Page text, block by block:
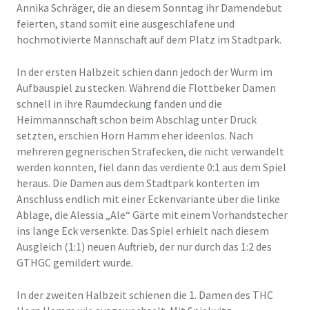
Annika Schräger, die an diesem Sonntag ihr Damendebut
feierten, stand somit eine ausgeschlafene und
hochmotivierte Mannschaft auf dem Platz im Stadtpark.
In der ersten Halbzeit schien dann jedoch der Wurm im
Aufbauspiel zu stecken. Während die Flottbeker Damen
schnell in ihre Raumdeckung fanden und die
Heimmannschaft schon beim Abschlag unter Druck
setzten, erschien Horn Hamm eher ideenlos. Nach
mehreren gegnerischen Strafecken, die nicht verwandelt
werden konnten, fiel dann das verdiente 0:1 aus dem Spiel
heraus. Die Damen aus dem Stadtpark konterten im
Anschluss endlich mit einer Eckenvariante über die linke
Ablage, die Alessia „Ale“ Gärte mit einem Vorhandstecher
ins lange Eck versenkte. Das Spiel erhielt nach diesem
Ausgleich (1:1) neuen Auftrieb, der nur durch das 1:2 des
GTHGC gemildert wurde.
In der zweiten Halbzeit schienen die 1. Damen des THC